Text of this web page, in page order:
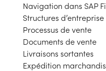
En activité
En recherche
Réunions
Aucune information
Complément
Navigation dans SAP
Structures
Processus de vente
Documents de vente
Livraisons sortantes
Expédition